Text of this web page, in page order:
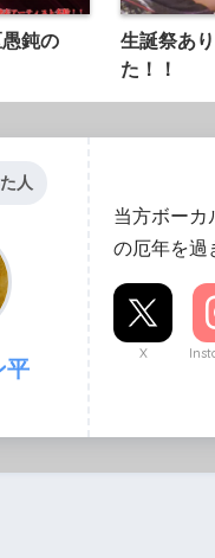
鈍の
生誕祭あ
た！！
人
平
当方ボーカ
の厄年を過
X